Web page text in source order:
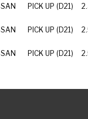
PICK UP (D21)
PICK UP (D21)
PICK UP (D21)